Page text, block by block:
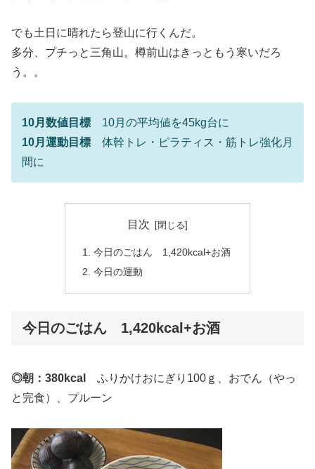
でも土日に晴れたら登山に行くんだ。
多分、プチっと三角山。樽前山はきっともう寒いだろ
う。。
10月数値目標 10月の平均値を45kg台に
10月運動目標 体幹トレ・ピラティス・筋トレ強化月
間に
目次
今日のごはん 1,420kcal+お酒
今日の運動
今日のごはん 1,420kcal+お酒
◎朝：380kcal ふりかけおにぎり100ｇ、おでん（やっ
と完食）、プルーン